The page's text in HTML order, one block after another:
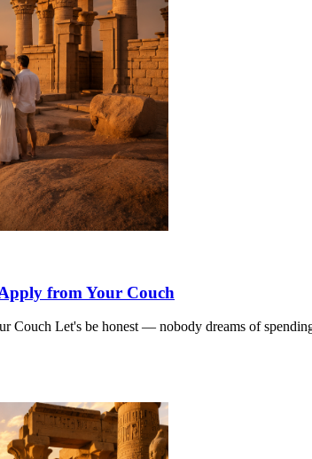
from Your Couch
Couch Let's be honest — nobody dreams of